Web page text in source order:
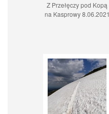
Z Przełęczy pod Kopą
na Kasprowy 8.06.2021